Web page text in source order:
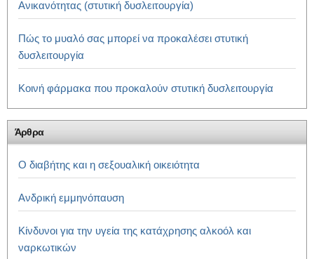
Ανικανότητας (στυτική δυσλειτουργία)
Πώς το μυαλό σας μπορεί να προκαλέσει στυτική
δυσλειτουργία
Κοινή φάρμακα που προκαλούν στυτική δυσλειτουργία
Άρθρα
Ο διαβήτης και η σεξουαλική οικειότητα
Ανδρική εμμηνόπαυση
Κίνδυνοι για την υγεία της κατάχρησης αλκοόλ και
ναρκωτικών